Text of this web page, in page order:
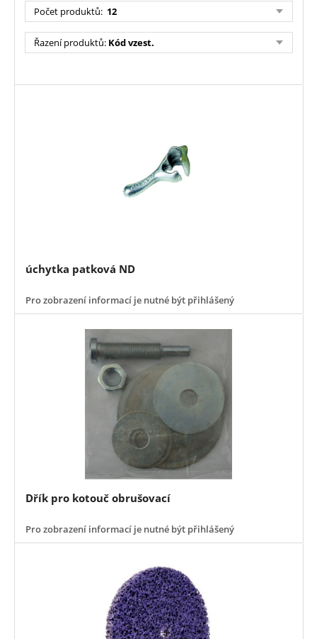
Počet produktů: 12
Řazení produktů: Kód vzest.
úchytka patková ND
Pro zobrazení informací je nutné být přihlášený
Dřík pro kotouč obrušovací
Pro zobrazení informací je nutné být přihlášený